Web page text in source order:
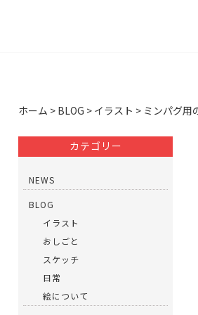
ホーム > BLOG > イラスト > ミンパグ用
カテゴリー
NEWS
BLOG
イラスト
おしごと
スケッチ
日常
絵について